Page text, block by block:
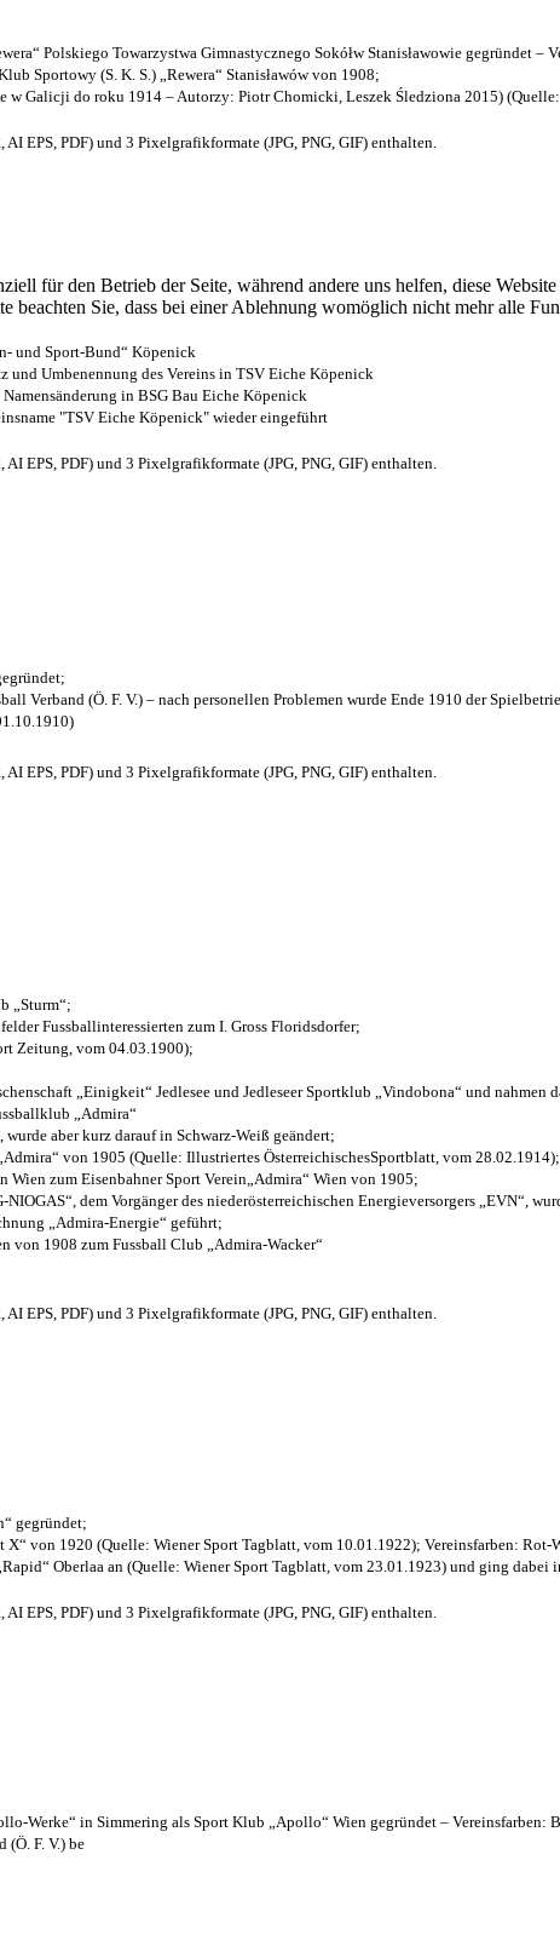
für den Betrieb der Seite, während andere uns helfen, diese
beachten Sie, dass bei einer Ablehnung womöglich nicht mehr alle
Polskiego Towarzystwa Gimnastycznego Sokółw Stanisławowie gegründet –
Sportowy (S. K. S.) „Rewera“ Stanisławów von 1908;
w Galicji do roku 1914 – Autorzy: Piotr Chomicki, Leszek Śledziona 2015) (Quelle:
EPS, PDF) und 3 Pixelgrafikformate (JPG, PNG, GIF) enthalten.
und Sport-Bund“ Köpenick
und Umbenennung des Vereins in TSV Eiche Köpenick
in BSG Bau Eiche Köpenick
"TSV Eiche Köpenick" wieder eingeführt
EPS, PDF) und 3 Pixelgrafikformate (JPG, PNG, GIF) enthalten.
Verband (Ö. F. V.) – nach personellen Problemen wurde Ende 1910 der
EPS, PDF) und 3 Pixelgrafikformate (JPG, PNG, GIF) enthalten.
„Sturm“;
Fussballinteressierten zum I. Gross Floridsdorfer;
Zeitung, vom 04.03.1900);
„Einigkeit“ Jedlesee und Jedleseer Sportklub „Vindobona“ und nahmen
„Admira“
aber kurz darauf in Schwarz-Weiß geändert;
von 1905 (Quelle: Illustriertes ÖsterreichischesSportblatt, vom 28.02.1914);
Wien zum Eisenbahner Sport Verein„Admira“ Wien von 1905;
dem Vorgänger des niederösterreichischen Energieversorgers „EVN“,
„Admira-Energie“ geführt;
von 1908 zum Fussball Club „Admira-Wacker“
EPS, PDF) und 3 Pixelgrafikformate (JPG, PNG, GIF) enthalten.
gegründet;
X“ von 1920 (Quelle: Wiener Sport Tagblatt, vom 10.01.1922); Vereinsfarben: Rot-
Oberlaa an (Quelle: Wiener Sport Tagblatt, vom 23.01.1923) und ging dabei
EPS, PDF) und 3 Pixelgrafikformate (JPG, PNG, GIF) enthalten.
Werke“ in Simmering als Sport Klub „Apollo“ Wien gegründet – Vereinsfarben:
(Ö. F. V.) be